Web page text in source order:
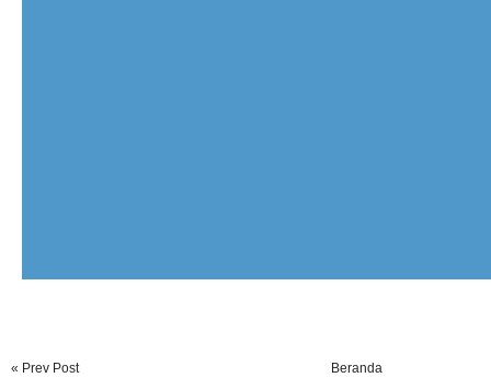
« Prev Post Beranda